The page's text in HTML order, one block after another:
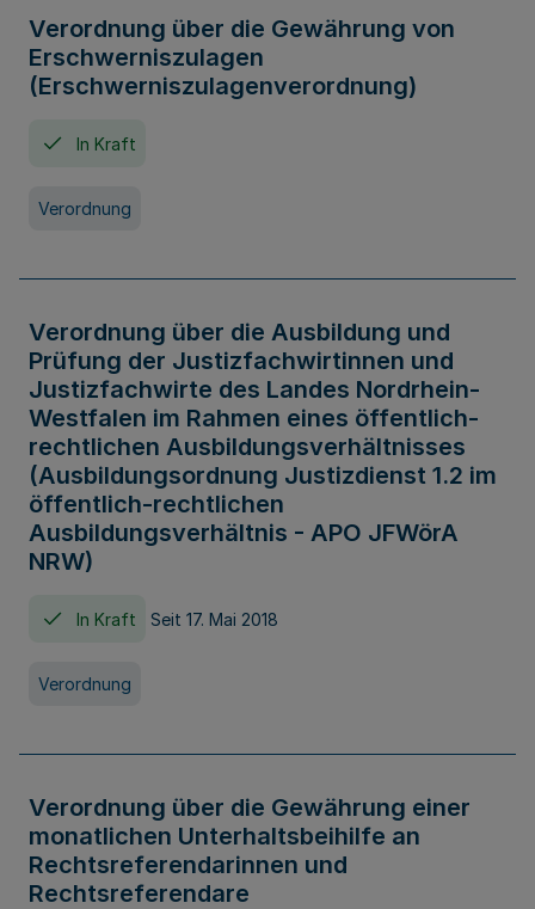
Verordnung über die Gewährung von
Erschwerniszulagen
(Erschwerniszulagenverordnung)
In Kraft
Verordnung
Verordnung über die Ausbildung und
Prüfung der Justizfachwirtinnen und
Justizfachwirte des Landes Nordrhein-
Westfalen im Rahmen eines öffentlich-
rechtlichen Ausbildungsverhältnisses
(Ausbildungsordnung Justizdienst 1.2 im
öffentlich-rechtlichen
Ausbildungsverhältnis - APO JFWörA
NRW)
In Kraft Seit 17. Mai 2018
Verordnung
Verordnung über die Gewährung einer
monatlichen Unterhaltsbeihilfe an
Rechtsreferendarinnen und
Rechtsreferendare